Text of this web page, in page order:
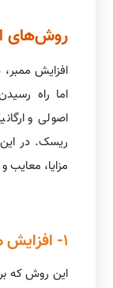
روش‌های
افزایش
اما راه
اصولی و
ریسک. در
مزایا، معایب
1- افزایش ممبر طبیعی و ارگانیک
این روش که